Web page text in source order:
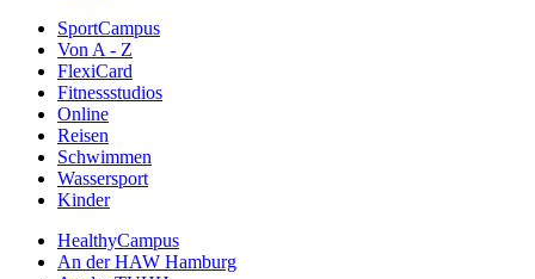
SportCampus
Von A - Z
FlexiCard
Fitnessstudios
Online
Reisen
Schwimmen
Wassersport
Kinder
HealthyCampus
An der HAW Hamburg